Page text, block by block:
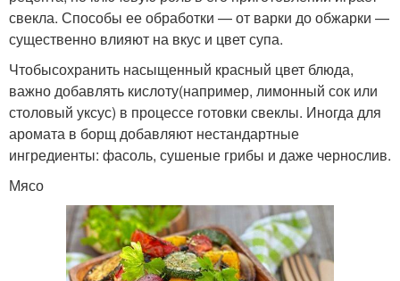
свекла. Способы ее обработки — от варки до обжарки —
существенно влияют на вкус и цвет супа.
Чтобысохранить насыщенный красный цвет блюда,
важно добавлять кислоту(например, лимонный сок или
столовый уксус) в процессе готовки свеклы. Иногда для
аромата в борщ добавляют нестандартные
ингредиенты: фасоль, сушеные грибы и даже чернослив.
Мясо